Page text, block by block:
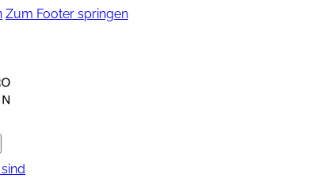
Zum Footer springen